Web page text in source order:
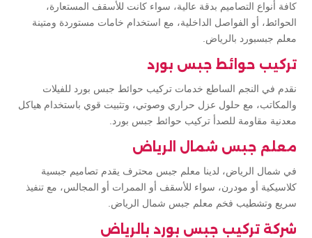
كافة أنواع التصاميم بدقة عالية، سواء كانت للأسقف المستعارة،
الحوائط، أو الفواصل الداخلية، مع استخدام خامات مستوردة ومتينة
معلم جبسبورد بالرياض.
تركيب حوائط جبس بورد
نقدم في النجم الساطع خدمات تركيب حوائط جبس بورد للفيلات
والمكاتب، مع حلول عزل حراري وصوتي، وتثبيت قوي باستخدام هياكل
معدنية مقاومة للصدأ تركيب حوائط جبس بورد.
معلم جبس شمال الرياض
في شمال الرياض، لدينا معلم جبس محترف يقدم تصاميم جبسية
كلاسيكية أو مودرن، سواء للأسقف أو الممرات أو المجالس، مع تنفيذ
سريع وتشطيب فخم معلم جبس شمال الرياض.
شركة تركيب جبس بورد بالرياض